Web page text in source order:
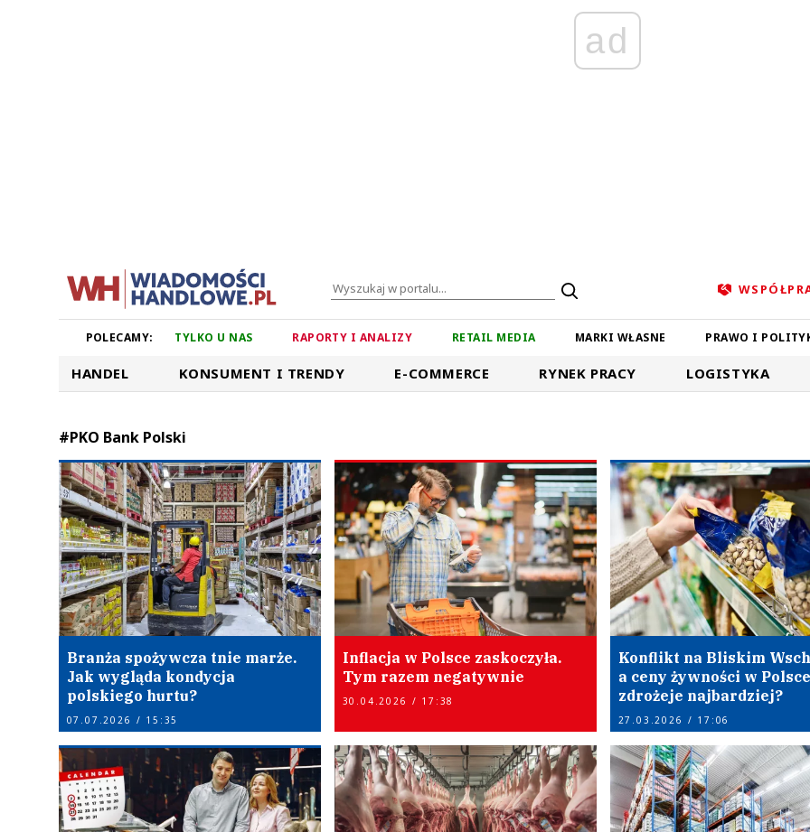
ad
POLECAMY: TYLKO U NAS RAPORTY I ANALIZY RETAIL MEDIA MARKI WŁASNE PRAWO I
HANDEL KONSUMENT I TRENDY E-COMMERCE RYNEK PRACY LOGISTYKA
#PKO Bank Polski
Branża spożywcza tnie marże.
Jak wygląda kondycja
polskiego hurtu?
07.07.2026 / 15:35
Inflacja w Polsce zaskoczyła.
Tym razem negatywnie
30.04.2026 / 17:38
Konflikt na Bliskim
a ceny żywności w
zdrożeje najbardziej?
27.03.2026 / 17:06